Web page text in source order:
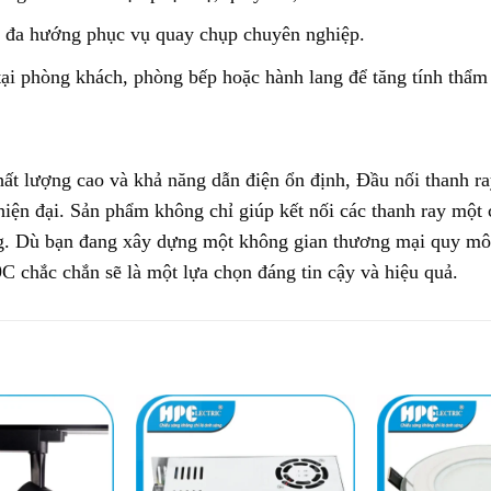
hướng phục vụ quay chụp chuyên nghiệp.
phòng khách, phòng bếp hoặc hành lang để tăng tính
lượng cao và khả năng dẫn điện ổn định, Đầu nối thanh
đại. Sản phẩm không chỉ giúp kết nối các thanh ray
Dù bạn đang xây dựng một không gian thương mại quy
chắc chắn sẽ là một lựa chọn đáng tin cậy và hiệu quả.